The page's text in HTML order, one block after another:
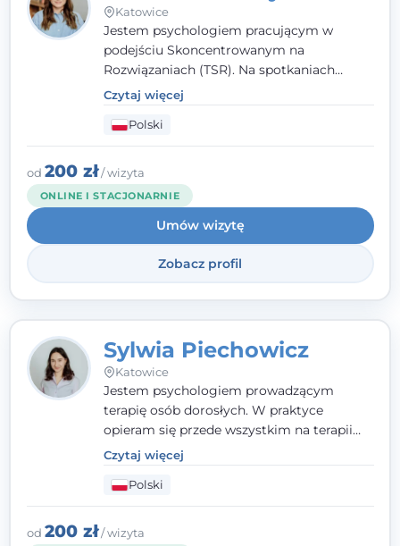
Katowice
Jestem psychologiem pracującym w
podejściu Skoncentrowanym na
Rozwiązaniach (TSR). Na spotkaniach
pracuję w sposób dopasowany do Ciebie -
nawet jeśli na starcie nie wiesz dokładnie,
czego potrzebujesz, odkrywamy to razem,
krok po kroku. Towarzyszę dorosłym oraz
młodzieży od 13. roku życia.
Czytaj więcej
Polski
od 200 zł/ wizyta
ONLINE I STACJONARNIE
Umów wizytę
Zobacz profil
Sylwia Piechowicz
Katowice
Jestem psychologiem prowadzącym
terapię osób dorosłych. W praktyce
opieram się przede wszystkim na terapii
poznawczo-behawioralnej (CBT), a także na
podejściu skoncentrowanym na
rozwiązaniach (TSR) oraz Racjonalnej
Terapii Zachowania (RTZ). Dużą wagę
przykładam do relacji opartej na empatii,
Czytaj więcej
Polski
od 200 zł/ wizyta